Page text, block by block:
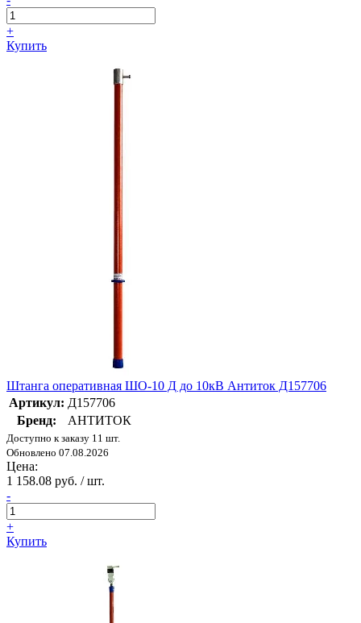
+
Купить
Штанга оперативная ШО-10 Д до 10кВ Антиток Д157706
Артикул: Д157706
Бренд:
АНТИТОК
Доступно к заказу 11 шт.
Обновлено 07.08.2026
Цена:
1 158.08 руб. / шт.
-
+
Купить